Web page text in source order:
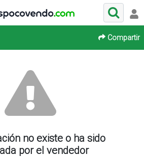
Compartir
no existe o ha sido
por el vendedor